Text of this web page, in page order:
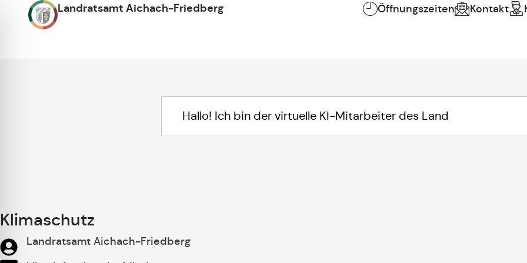
Landratsamt Aichach-Friedberg Öffnungszeiten Kontakt
Klimaschutz
Landratsamt Aichach-Friedberg